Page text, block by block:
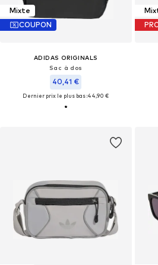
Mixte
COUPON
ADIDAS ORIGINALS
Sac à dos
40,41 €
Dernier prix le plus bas :44,90 €